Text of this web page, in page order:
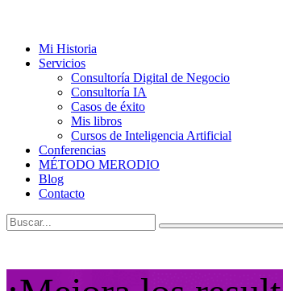
Mi Historia
Servicios
Consultoría Digital de Negocio
Consultoría IA
Casos de éxito
Mis libros
Cursos de Inteligencia Artificial
Conferencias
MÉTODO MERODIO
Blog
Contacto